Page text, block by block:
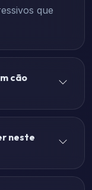
que
cão
neste